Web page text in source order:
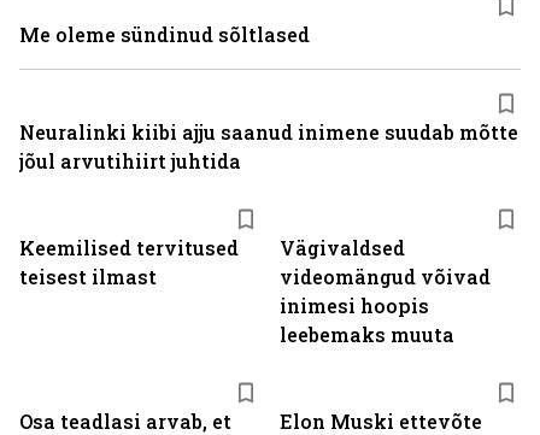
Keemilised tervitused
teisest ilmast
Vägivaldsed
videomängud võivad
inimesi hoopis
leebemaks muuta
Osa teadlasi arvab, et
Elon Muski ettevõte
Me oleme sündinud sõltlased
Neuralinki kiibi ajju saanud inimene suudab mõtte
jõul arvutihiirt juhtida